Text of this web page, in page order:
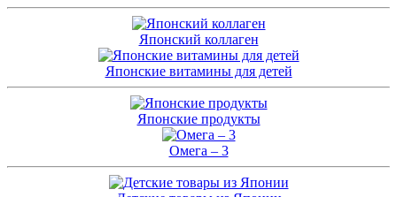
Японский коллаген
Японские витамины для детей
Японские продукты
Омега – 3